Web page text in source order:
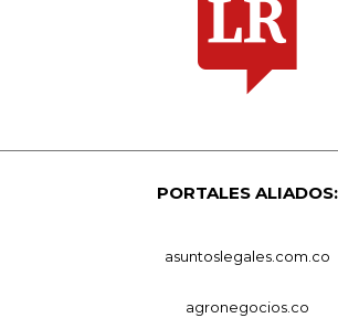
PORTALES ALIADOS:
asuntoslegales.com.co
agronegocios.co